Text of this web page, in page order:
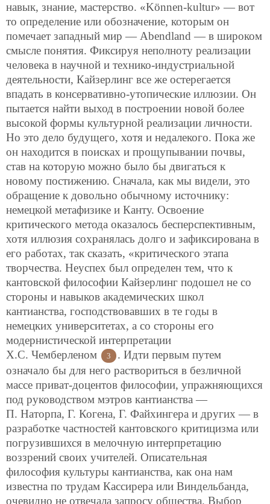
навык, знание, мастерство. «Können-kultur» — вот
то определение или обозначение, которым он
помечает западный мир — Abendland — в широком
смысле понятия. Фиксируя неполноту реализации
человека в научной и технико-индустриальной
деятельности, Кайзерлинг все же остерегается
впадать в консервативно-утопические иллюзии. Он
пытается найти выход в построении новой более
высокой формы культурной реализации личности.
Но это дело будущего, хотя и недалекого. Пока же
он находится в поисках и прощупывании почвы,
став на которую можно было бы двигаться к
новому постижению. Сначала, как мы видели, это
обращение к довольно обычному источнику:
немецкой метафизике и Канту. Освоение
критического метода оказалось бесперспективным,
хотя иллюзия сохранялась долго и зафиксирована в
его работах, так сказать, «критического этапа
творчества. Неуспех был определен тем, что к
кантовской философии Кайзерлинг подошел не со
стороны и навыков академических школ
кантианства, господствовавших в те годы в
немецких университетах, а со стороны его
модернистической интерпретации
Х.С. Чемберленом
3
. Идти первым путем
означало бы для него раствориться в безличной
массе приват-доцентов философии, упражняющихся
под руководством мэтров кантианства —
П. Наторпа, Г. Когена, Г. Файхингера и других — в
разработке частностей кантовского критицизма или
погрузившихся в мелочную интерпретацию
воззрений своих учителей. Описательная
философия культуры кантианства, как она нам
известна по трудам Кассирера или Виндельбанда,
очевидно не отвечала запросу общества. Выбор